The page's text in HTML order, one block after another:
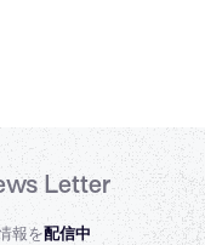
Letter
報を配信中